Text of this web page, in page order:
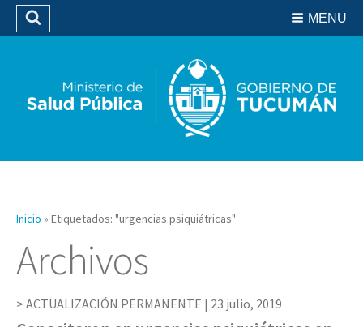
Biblioteca
MENU
Buscar
Inicio » Etiquetados: "urgencias psiquiátricas"
Archivos
ACTUALIZACIÓN PERMANENTE | 23 julio, 2019